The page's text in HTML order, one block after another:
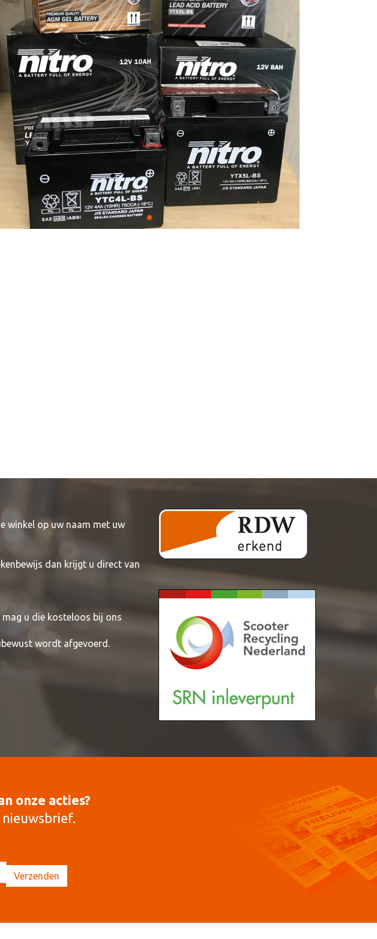
winkel op uw naam met uw
dan krijgt u direct van
u die kosteloos bij ons
wordt afgevoerd.
onze acties?